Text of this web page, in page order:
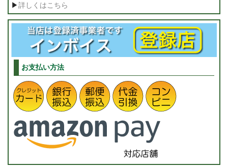
▶詳しくはこちら
お支払い方法